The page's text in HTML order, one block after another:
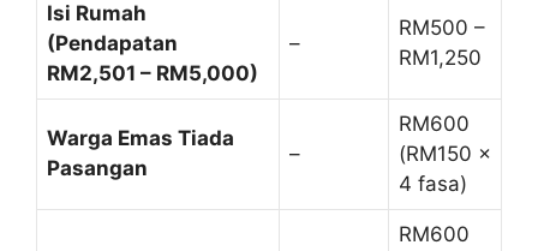
Isi Rumah
(Pendapatan
RM2,501 – RM5,000)
–
RM500 –
RM1,250
Warga Emas Tiada
Pasangan
–
RM600
(RM150 ×
4 fasa)
RM600